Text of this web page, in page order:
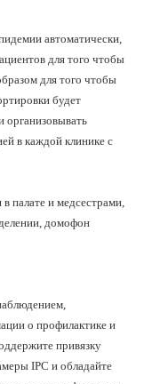
автоматически,
для того чтобы
для того чтобы
будет
организовывать
в каждой клинике с
и медсестрами,
домофон
о профилактике и
привязку
IPC и обладайте